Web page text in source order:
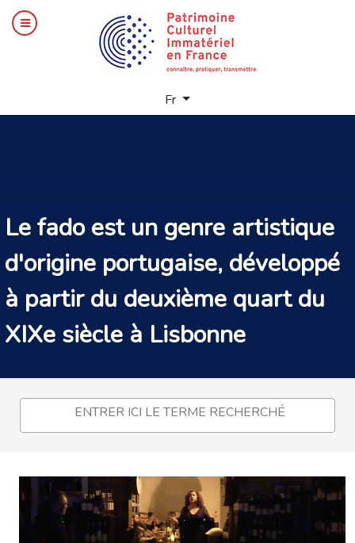
Fr
Le fado est un genre artistique
d'origine portugaise, développé
à partir du deuxième quart du
XIXe siècle à Lisbonne